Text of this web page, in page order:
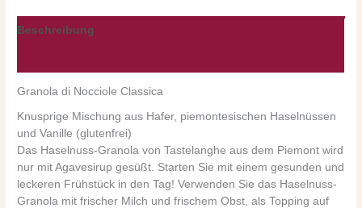
Beschreibung
Granola di Nocciole Classica
Knusprige Mischung aus Hafer, piemontesischen Haselnüssen
und Vanille (glutenfrei)
Das Haselnuss-Granola von Tastelanghe aus dem Piemont wird
nur mit Agavesirup gesüßt. Starten Sie mit einem gesunden und
leckeren Frühstück in den Tag! Verwenden Sie das Haselnuss-
Granola mit frischer Milch und frischem Obst, als Topping auf